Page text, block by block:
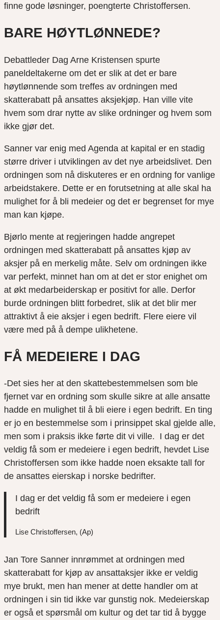
finne gode løsninger, poengterte Christoffersen.
BARE HØYTLØNNEDE?
Debattleder Dag Arne Kristensen spurte
paneldeltakerne om det er slik at det er bare
høytlønnende som treffes av ordningen med
skatterabatt på ansattes aksjekjøp. Han ville vite
hvem som drar nytte av slike ordninger og hvem som
ikke gjør det.
Sanner var enig med Agenda at kapital er en stadig
større driver i utviklingen av det nye arbeidslivet. Den
ordningen som nå diskuteres er en ordning for vanlige
arbeidstakere. Dette er en forutsetning at alle skal ha
mulighet for å bli medeier og det er begrenset for mye
man kan kjøpe.
Bjørlo mente at regjeringen hadde angrepet
ordningen med skatterabatt på ansattes kjøp av
aksjer på en merkelig måte. Selv om ordningen ikke
var perfekt, minnet han om at det er stor enighet om
at økt medarbeiderskap er positivt for alle. Derfor
burde ordningen blitt forbedret, slik at det blir mer
attraktivt å eie aksjer i egen bedrift. Flere eiere vil
være med på å dempe ulikhetene.
FÅ MEDEIERE I DAG
-Det sies her at den skattebestemmelsen som ble
fjernet var en ordning som skulle sikre at alle ansatte
hadde en mulighet til å bli eiere i egen bedrift. En ting
er jo en bestemmelse som i prinsippet skal gjelde alle,
men som i praksis ikke førte dit vi ville. I dag er det
veldig få som er medeiere i egen bedrift, hevdet Lise
Christoffersen som ikke hadde noen eksakte tall for
de ansattes eierskap i norske bedrifter.
I dag er det veldig få som er medeiere i egen
bedrift
Lise Christoffersen, (Ap)
Jan Tore Sanner innrømmet at ordningen med
skatterabatt for kjøp av ansattaksjer ikke er veldig
mye brukt, men han mener at dette handler om at
ordningen i sin tid ikke var gunstig nok. Medeierskap
er også et spørsmål om kultur og det tar tid å bygge